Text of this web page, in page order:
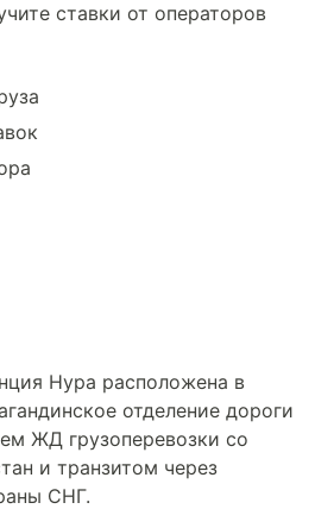
ставки от операторов
Нура расположена в
отделение дороги
ЖД грузоперевозки со
и транзитом через
СНГ.